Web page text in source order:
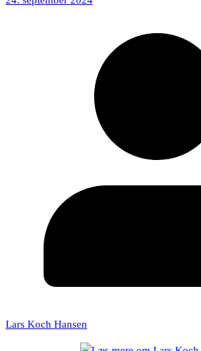
Lars Koch Hansen